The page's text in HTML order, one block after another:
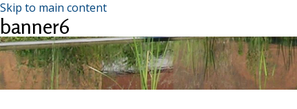
Skip to main content
banner6